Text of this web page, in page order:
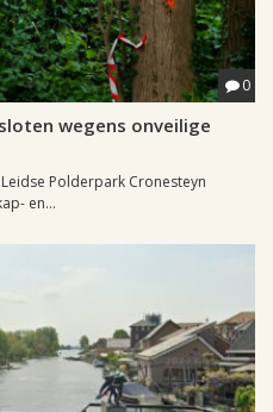
0
wegens onveilige
Polderpark Cronesteyn
en...